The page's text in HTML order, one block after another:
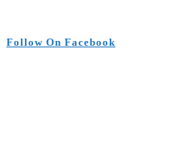
Follow On Facebook